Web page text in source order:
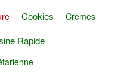
Cookies Crèmes
Rapide